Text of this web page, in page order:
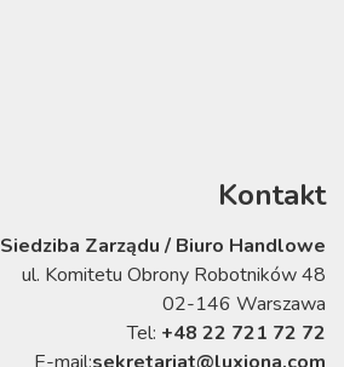
Kontakt
Siedziba Zarządu / Biuro Handlowe
ul. Komitetu Obrony Robotników 48
02-146 Warszawa
Tel: +48 22 721 72 72